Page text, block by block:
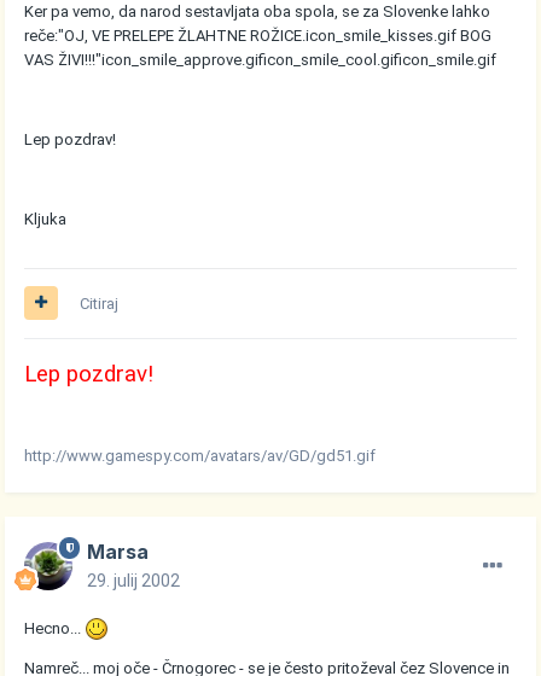
Ker pa vemo, da narod sestavljata oba spola, se za Slovenke lahko
reče:"OJ, VE PRELEPE ŽLAHTNE ROŽICE.icon_smile_kisses.gif BOG
VAS ŽIVI!!!"icon_smile_approve.gificon_smile_cool.gificon_smile.gif
Lep pozdrav!
Kljuka
Citiraj
Lep pozdrav!
http://www.gamespy.com/avatars/av/GD/gd51.gif
Marsa
29. julij 2002
Hecno...
Namreč... moj oče - Črnogorec - se je često pritoževal čez Slovence in